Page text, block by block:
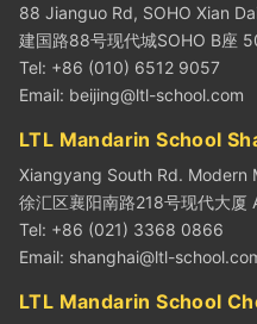
88 Jianguo Rd, SOHO Xian
建国路88号现代城SOHO B座
Tel: +86 (010) 6512 9057
Email: beijing@ltl-school.com
LTL Mandarin School
Xiangyang South Rd. Modern
徐汇区襄阳南路218号现代大厦
Tel: +86 (021) 3368 0866
Email: shanghai@ltl-
LTL Mandarin School